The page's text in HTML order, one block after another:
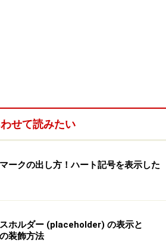
せて読みたい
ークの出し方！ハート記号を表示した
ホルダー (placeholder) の表示と
装飾方法